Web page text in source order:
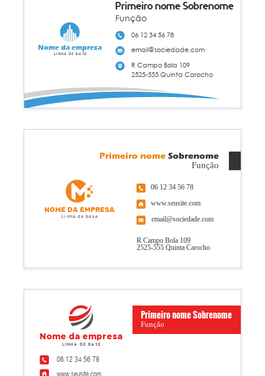
06 12 34 56 78
email@sociedade.com
R Campo Bola 109
2525-555 Quinta Carocho
Função
Primeiro nome Sobrenome
Nome da empresa
Linha de base
06 12 34 56 78
www.seusite.com
email@sociedade.com
R Campo Bola 109
2525-555 Quinta Carocho
Função
Primeiro nomeSobrenome
Nome da empresa
Linha de base
www.seusite.com
06 12 34 56 78
Função
Primeiro nome Sobrenome
Nome da empresa
Linha de base